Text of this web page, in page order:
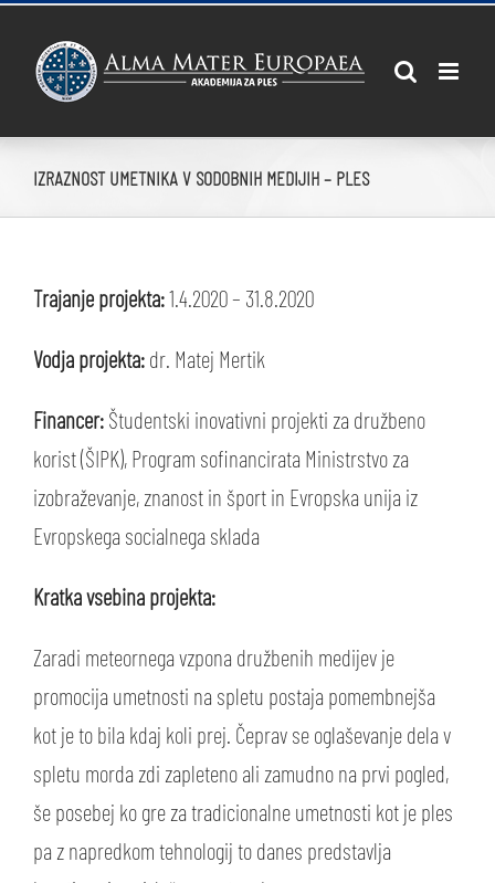
content
IZRAZNOST UMETNIKA V SODOBNIH MEDIJIH – PLES
Trajanje projekta:1.4.2020 – 31.8.2020
Vodja projekta: dr. Matej Mertik
Financer: Študentski inovativni projekti za družbeno
korist (ŠIPK), Program sofinancirata Ministrstvo za
izobraževanje, znanost in šport in Evropska unija iz
Evropskega socialnega sklada
Kratka vsebina projekta:
Zaradi meteornega vzpona družbenih medijev je
promocija umetnosti na spletu postaja pomembnejša
kot je to bila kdaj koli prej. Čeprav se oglaševanje dela v
spletu morda zdi zapleteno ali zamudno na prvi pogled,
še posebej ko gre za tradicionalne umetnosti kot je ples
pa z napredkom tehnologij to danes predstavlja